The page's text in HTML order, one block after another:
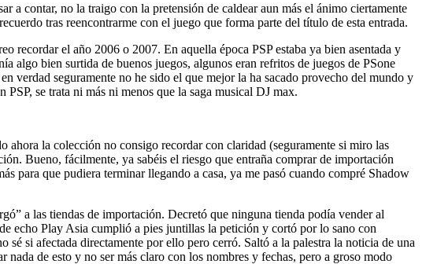
a contar, no la traigo con la pretensión de caldear aun más el ánimo ciertamente
tras reencontrarme con el juego que forma parte del título de esta entrada.
recordar el año 2006 o 2007. En aquella época PSP estaba ya bien asentada y
algo bien surtida de buenos juegos, algunos eran refritos de juegos de PSone
verdad seguramente no he sido el que mejor la ha sacado provecho del mundo y
se trata ni más ni menos que la saga musical DJ max.
la colección no consigo recordar con claridad (seguramente si miro las
Bueno, fácilmente, ya sabéis el riesgo que entraña comprar de importación
para que pudiera terminar llegando a casa, ya me pasó cuando compré Shadow
a las tiendas de importación. Decretó que ninguna tienda podía vender al
echo Play Asia cumplió a pies juntillas la petición y cortó por lo sano con
si afectada directamente por ello pero cerró. Saltó a la palestra la noticia de una
de esto y no ser más claro con los nombres y fechas, pero a groso modo